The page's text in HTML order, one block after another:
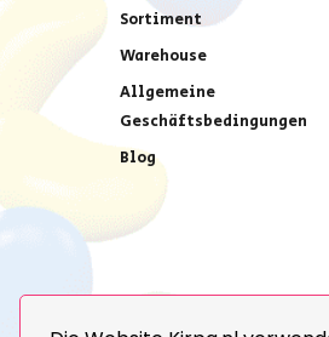
Sortiment
Warehouse
Allgemeine
Geschäftsbedingungen
Blog